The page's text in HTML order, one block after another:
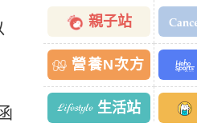
親子站
營養N次方
生活站